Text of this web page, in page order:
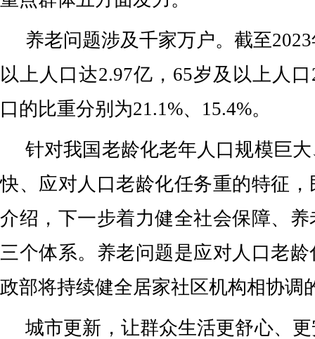
养老问题涉及千家万户。截至
以上人口达2.97亿，65岁及以上人
口的比重分别为21.1%、15.4%。
针对我国老龄化老年人口规模巨
快、应对人口老龄化任务重的特征
介绍，下一步着力健全社会保障、
三个体系。养老问题是应对人口老
政部将持续健全居家社区机构相协调
城市更新，让群众生活更舒心、